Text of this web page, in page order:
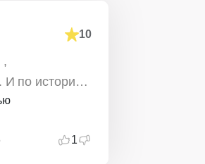
10
,
И по истории
1